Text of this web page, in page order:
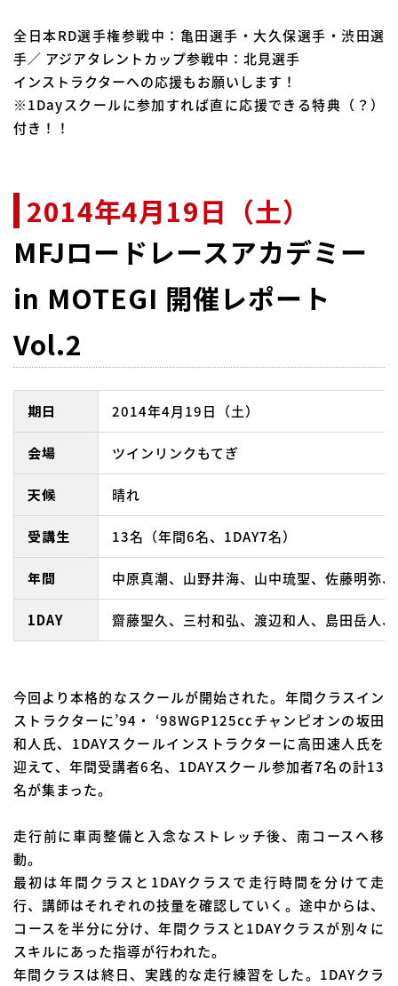
全日本RD選手権参戦中：亀田選手・大久保選手・渋田選
手／ アジアタレントカップ参戦中：北見選手
インストラクターへの応援もお願いします！
※1Dayスクールに参加すれば直に応援できる特典（？）
付き！！
MFJロードレースアカデミー
in MOTEGI 開催レポート
Vol.2
2014年4月19日（土）
期日 2014年4月19日（土）
会場 ツインリンクもてぎ
天候 晴れ
受講生 13名（年間6名、1DAY7名）
年間 中原真潮、山野井海、山中琉聖、佐藤明弥
1DAY 齋藤聖久、三村和弘、渡辺和人、島田岳人
今回より本格的なスクールが開始された。年間クラスイン
ストラクターに’94・ ‘98WGP125ccチャンピオンの坂田
和人氏、1DAYスクールインストラクターに高田速人氏を
迎えて、年間受講者6名、1DAYスクール参加者7名の計13
名が集まった。
走行前に車両整備と入念なストレッチ後、南コースへ移
動。
最初は年間クラスと1DAYクラスで走行時間を分けて走
行、講師はそれぞれの技量を確認していく。途中からは、
コースを半分に分け、年間クラスと1DAYクラスが別々に
スキルにあった指導が行われた。
年間クラスは終日、実践的な走行練習をした。1DAYクラ